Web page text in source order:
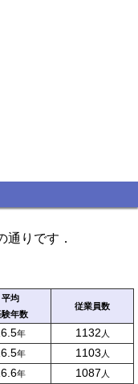
通りです．
平均
験年数
従業員数
年 1132 人
年 1103 人
年 1087 人